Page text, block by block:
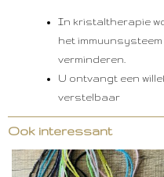
In kristaltherapie
het
verminderen.
U ontvangt een
verstelbaar
Ook interessant